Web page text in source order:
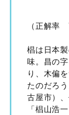
（正解率
椙は日本
味。昌の
り、木偏
たのだろ
古屋市）
「椙山浩